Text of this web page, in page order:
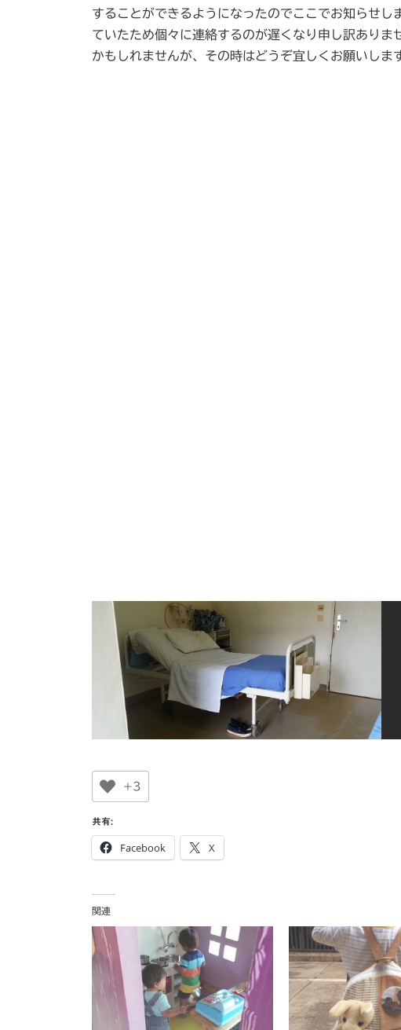
することができるようになったのでここでお知らせ
ていたため個々に連絡するのが遅くなり申し訳あり
かもしれませんが、その時はどうぞ宜しくお願いしま
+3
共有:
Facebook X
関連